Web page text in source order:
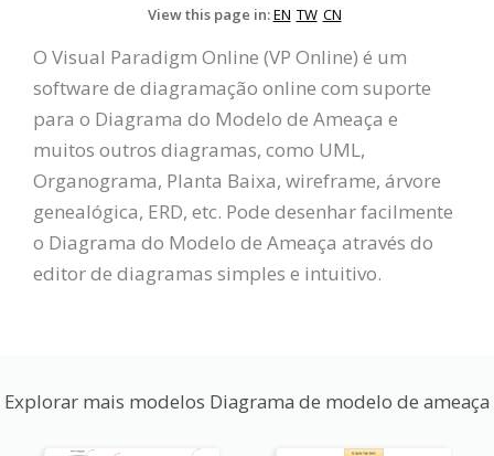
View this page in:EN TW CN
O Visual Paradigm Online (VP Online) é um
software de diagramação online com suporte
para o Diagrama do Modelo de Ameaça e
muitos outros diagramas, como UML,
Organograma, Planta Baixa, wireframe, árvore
genealógica, ERD, etc. Pode desenhar facilmente
o Diagrama do Modelo de Ameaça através do
editor de diagramas simples e intuitivo.
Explorar mais modelos Diagrama de modelo de ameaça